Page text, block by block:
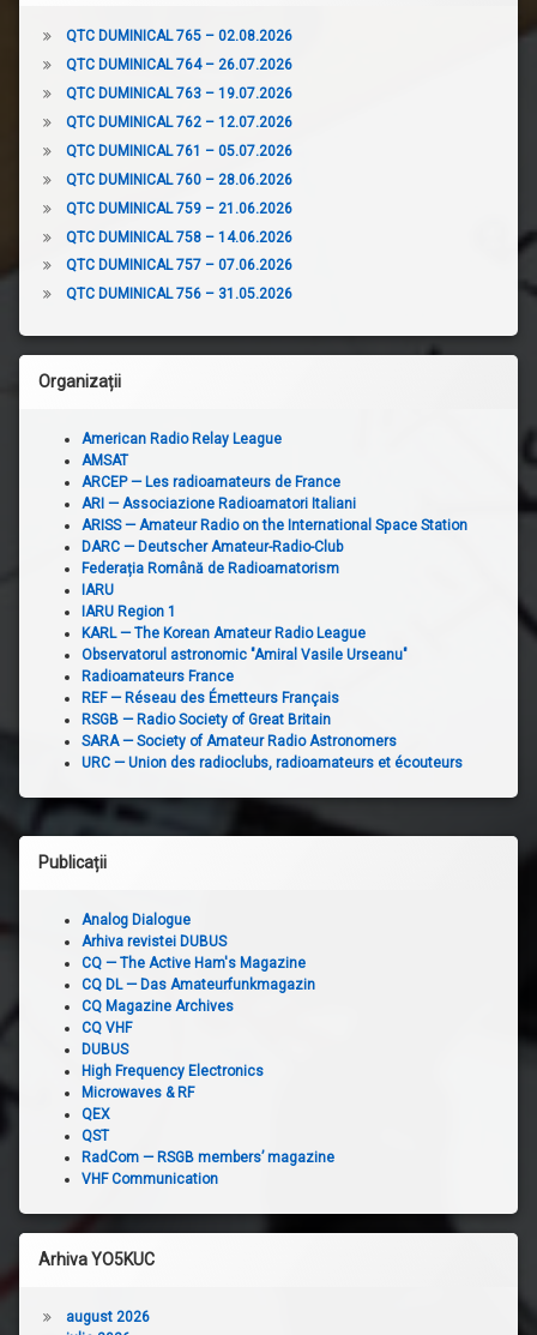
QTC DUMINICAL 765 – 02.08.2026
QTC DUMINICAL 764 – 26.07.2026
QTC DUMINICAL 763 – 19.07.2026
QTC DUMINICAL 762 – 12.07.2026
QTC DUMINICAL 761 – 05.07.2026
QTC DUMINICAL 760 – 28.06.2026
QTC DUMINICAL 759 – 21.06.2026
QTC DUMINICAL 758 – 14.06.2026
QTC DUMINICAL 757 – 07.06.2026
QTC DUMINICAL 756 – 31.05.2026
Organizații
American Radio Relay League
AMSAT
ARCEP — Les radioamateurs de France
ARI — Associazione Radioamatori Italiani
ARISS — Amateur Radio on the International Space Station
DARC — Deutscher Amateur-Radio-Club
Federația Română de Radioamatorism
IARU
IARU Region 1
KARL — The Korean Amateur Radio League
Observatorul astronomic "Amiral Vasile Urseanu"
Radioamateurs France
REF — Réseau des Émetteurs Français
RSGB — Radio Society of Great Britain
SARA — Society of Amateur Radio Astronomers
URC — Union des radioclubs, radioamateurs et écouteurs
Publicații
Analog Dialogue
Arhiva revistei DUBUS
CQ — The Active Ham's Magazine
CQ DL — Das Amateurfunkmagazin
CQ Magazine Archives
CQ VHF
DUBUS
High Frequency Electronics
Microwaves & RF
QEX
QST
RadCom — RSGB members’ magazine
VHF Communication
Arhiva YO5KUC
august 2026